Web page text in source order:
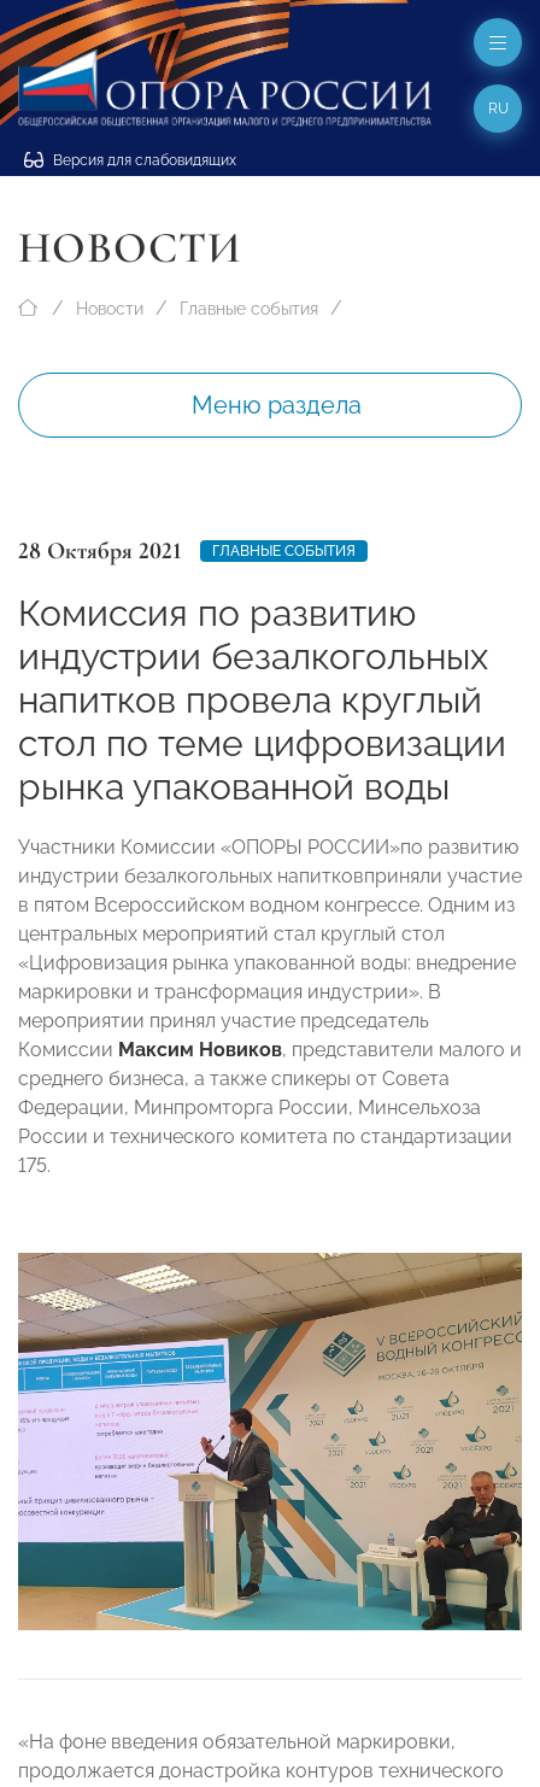
Версия для слабовидящих
RU
НОВОСТИ
Новости Главные события
Меню раздела
28 Октября 2021 ГЛАВНЫЕ СОБЫТИЯ
Комиссия по развитию
индустрии безалкогольных
напитков провела круглый
стол по теме цифровизации
рынка упакованной воды
Участники Комиссии «ОПОРЫ РОССИИ»по развитию
индустрии безалкогольных напитковприняли участие
в пятом Всероссийском водном конгрессе. Одним из
центральных мероприятий стал круглый стол
«Цифровизация рынка упакованной воды: внедрение
маркировки и трансформация индустрии». В
мероприятии принял участие председатель
Комиссии Максим Новиков, представители малого и
среднего бизнеса, а также спикеры от Совета
Федерации, Минпромторга России, Минсельхоза
России и технического комитета по стандартизации
175.
«На фоне введения обязательной маркировки,
продолжается донастройка контуров технического